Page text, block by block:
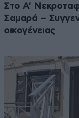
Στο Α’
Σαμαρά –
οικογένειας